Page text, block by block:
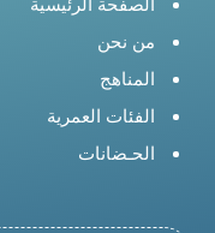
الصفحة الرئيسية
من نحن
المناهج
الفئات العمرية
الحـضانات